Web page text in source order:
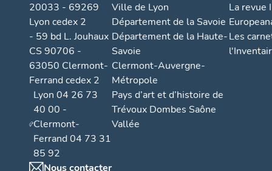
20033 - 69269
Lyon cedex 2
- 59 bd L. Jouhaux
CS 90706 -
63050 Clermont-
Ferrand cedex 2
Lyon 04 26 73
40 00 -
Clermont-
Ferrand 04 73 31
85 92
Nous contacter
Ville de Lyon
Département de la Savoie
Département de la Haute-
Savoie
Clermont-Auvergne-
Métropole
Pays d’art et d’histoire de
Trévoux Dombes Saône
Vallée
La revue
Les